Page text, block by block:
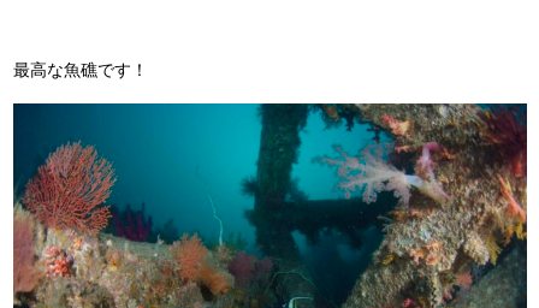
最高な魚礁です！